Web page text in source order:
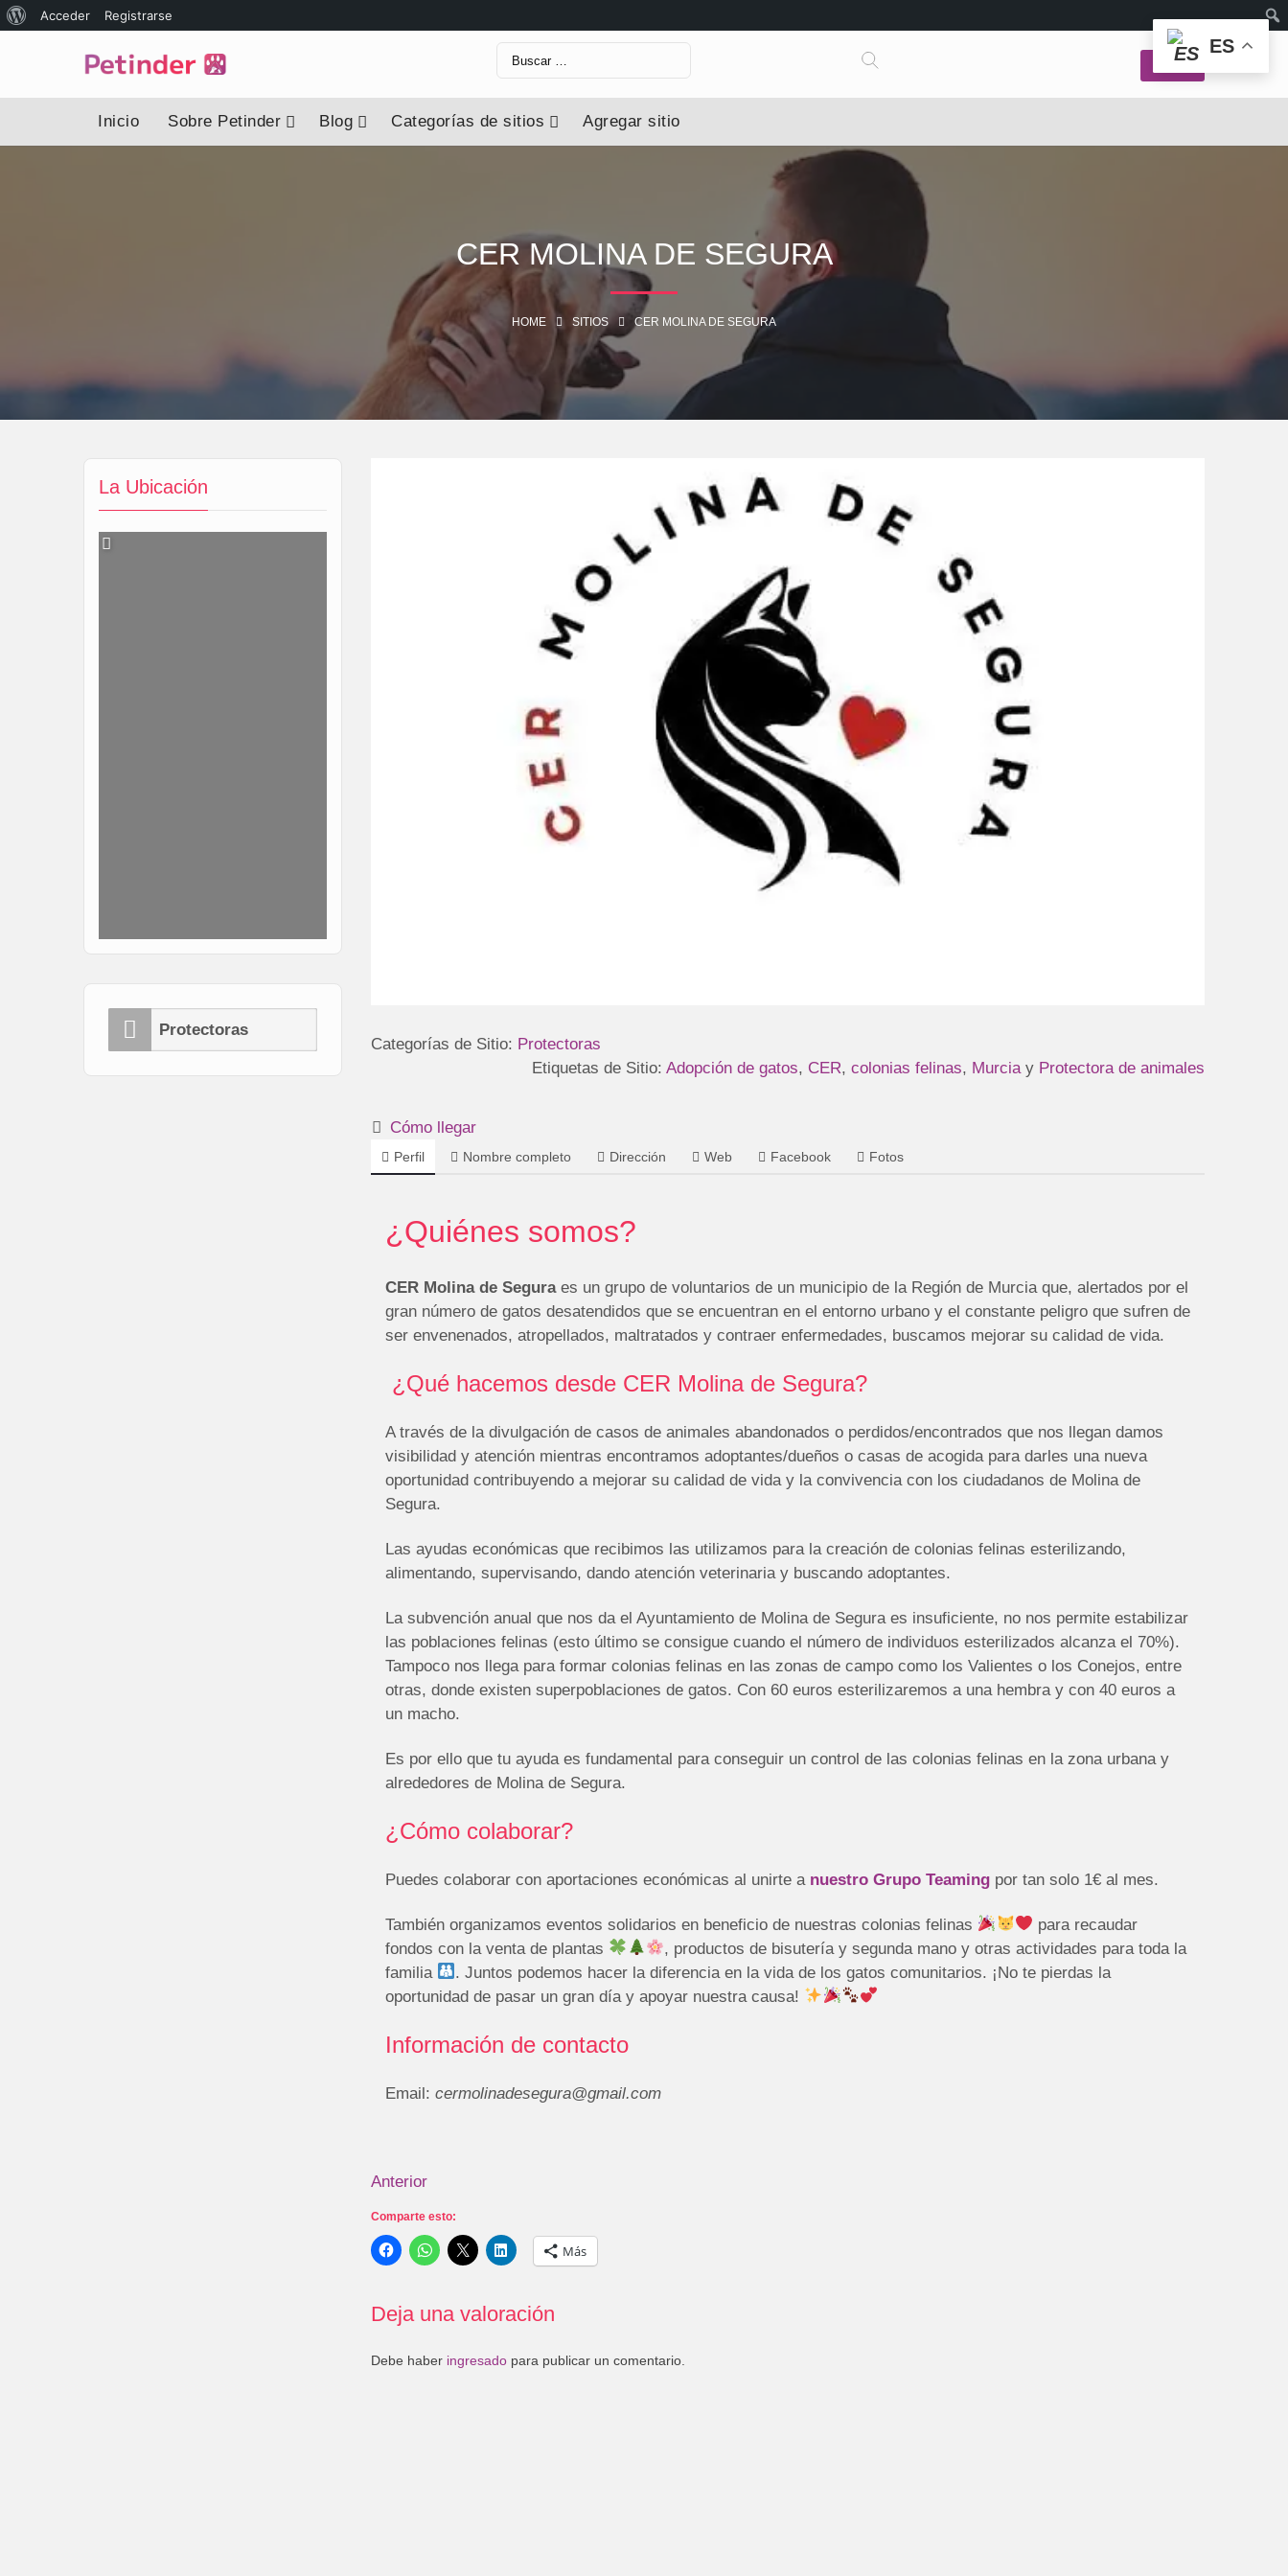
Acceder Registrarse
Inicio Sobre Petinder Blog Categorías de sitios Agregar sitio
CER MOLINA DE SEGURA
HOME SITIOS CER MOLINA DE SEGURA
La Ubicación
Protectoras
Categorías de Sitio: Protectoras
Etiquetas de Sitio: Adopción de gatos, CER, colonias felinas, Murcia y Protectora de animales
Cómo llegar
Perfil Nombre completo Dirección Web Facebook Fotos
¿Quiénes somos?
CER Molina de Seguraes un grupo de voluntarios de un municipio de la Región de Murcia que, alertados por el
gran número de gatos desatendidos que se encuentran en el entorno urbano y el constante peligro que sufren de
ser envenenados, atropellados, maltratados y contraer enfermedades, buscamos mejorar su calidad de vida.
¿Qué hacemos desde CER Molina de Segura?
A través de la divulgación de casos de animales abandonados o perdidos/encontrados que nos llegan damos
visibilidad y atención mientras encontramos adoptantes/dueños o casas de acogida para darles una nueva
oportunidad contribuyendo a mejorar su calidad de vida y la convivencia con los ciudadanos de Molina de
Segura.
Las ayudas económicas que recibimos las utilizamos para la creación de colonias felinas esterilizando,
alimentando, supervisando, dando atención veterinaria y buscando adoptantes.
La subvención anual que nos da el Ayuntamiento de Molina de Segura es insuficiente, no nos permite estabilizar
las poblaciones felinas (esto último se consigue cuando el número de individuos esterilizados alcanza el 70%).
Tampoco nos llega para formar colonias felinas en las zonas de campo como los Valientes o los Conejos, entre
otras, donde existen superpoblaciones de gatos. Con 60 euros esterilizaremos a una hembra y con 40 euros a
un macho.
Es por ello que tu ayuda es fundamental para conseguir un control de las colonias felinas en la zona urbana y
alrededores de Molina de Segura.
¿Cómo colaborar?
Puedes colaborar con aportaciones económicas al unirte a nuestro Grupo Teaming por tan solo 1€ al mes.
También organizamos eventos solidarios en beneficio de nuestras colonias felinas
para recaudar
fondos con la venta de plantas
, productos de bisutería y segunda mano y otras actividades para toda la
familia
. Juntos podemos hacer la diferencia en la vida de los gatos comunitarios. ¡No te pierdas la
oportunidad de pasar un gran día y apoyar nuestra causa!
Información de contacto
Email:cermolinadesegura@gmail.com
Anterior
Comparte esto:
Más
Deja una valoración
Debe haber ingresado para publicar un comentario.
ES